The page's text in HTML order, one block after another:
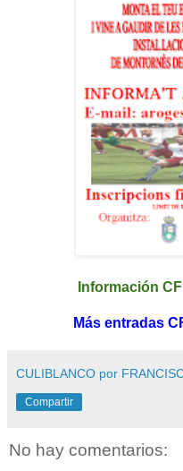
Información
Más entradas
CULIBLANCO por
Compartir
No hay comentarios: